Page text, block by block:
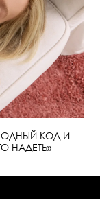
КОД И
НАДЕТЬ»